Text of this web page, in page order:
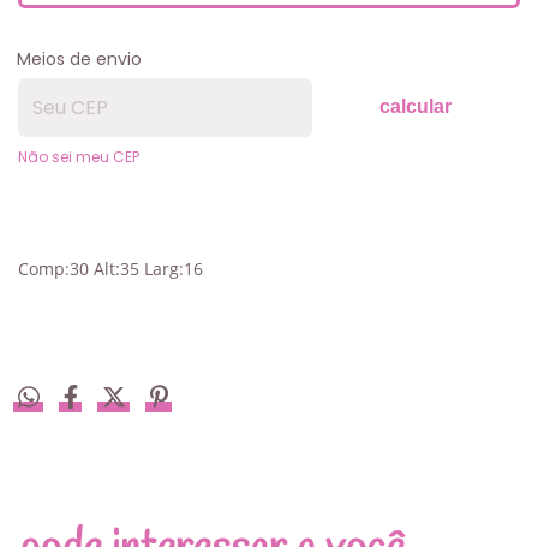
Meios de envio
calcular
Não sei meu CEP
Comp:30 Alt:35 Larg:16